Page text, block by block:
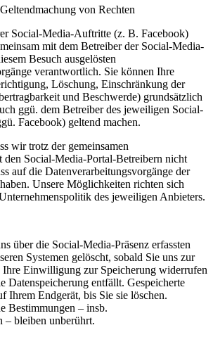
von Rechten
Social-Media-Auftritte (z. B. Facebook)
mit dem Betreiber der Social-Media-
Besuch ausgelösten
verantwortlich. Sie können Ihre
Löschung, Einschränkung der
und Beschwerde) grundsätzlich
ggü. dem Betreiber des jeweiligen Social-
Facebook) geltend machen.
wir trotz der gemeinsamen
Social-Media-Portal-Betreibern nicht
auf die Datenverarbeitungsvorgänge der
Unsere Möglichkeiten richten sich
des jeweiligen Anbieters.
über die Social-Media-Präsenz erfassten
Systemen gelöscht, sobald Sie uns zur
Einwilligung zur Speicherung widerrufen
Datenspeicherung entfällt. Gespeicherte
Ihrem Endgerät, bis Sie sie löschen.
Bestimmungen – insb.
– bleiben unberührt.